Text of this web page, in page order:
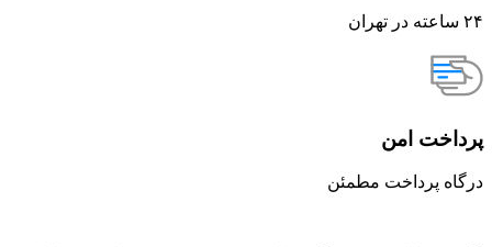
۲۴ ساعته در تهران
پرداخت امن
درگاه پرداخت مطمئن